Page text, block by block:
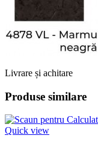
Livrare și achitare
Produse similare
Quick view